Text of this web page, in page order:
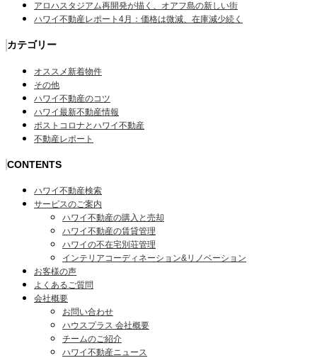
アロハスタジアム再開発が描く、オアフ島の新しい街
ハワイ不動産レポート4月：価格は微減、在庫減少続く
カテゴリー
オススメ新着物件
その他
ハワイ不動産のコツ
ハワイ最新不動産情報
ポストコロナとハワイ不動産
不動産レポート
CONTENTS
ハワイ不動産検索
サービスのご案内
ハワイ不動産の購入と売却
ハワイ不動産の賃貸管理
ハワイの不在宅別荘管理
インテリアコーディネーション&リノベーション
お客様の声
よくあるご質問
会社概要
お問い合わせ
ハウスプラス 会社概要
チームのご紹介
ハワイ不動産ニュース